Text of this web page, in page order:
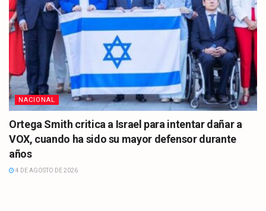
NACIONAL
Ortega Smith critica a Israel para intentar dañar a
VOX, cuando ha sido su mayor defensor durante
años
4 DE AGOSTO DE 2026